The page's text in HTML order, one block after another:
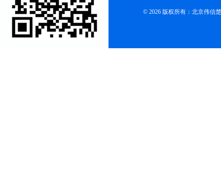
© 2026 版权所有：北京伟信